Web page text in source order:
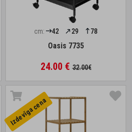
cm: 42 29 78
Oasis 7735
24.00 €32.00€
Izdevīga cena